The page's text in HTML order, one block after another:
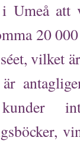
Umeå att
20
vilket